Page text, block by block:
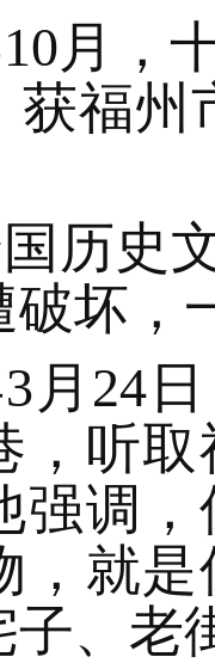
10月，
获福州
历史
破坏，
3月24
，听
强调
，就
子、老